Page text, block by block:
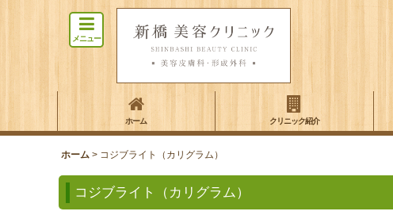
メニュー
ホーム クリニック紹介
ホーム > コジブライト（カリグラム）
コジブライト（カリグラム）